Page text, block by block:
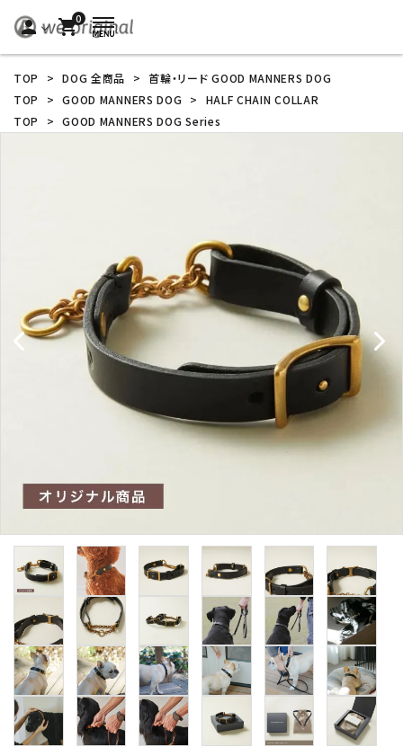
person 0
shopping_cart
TOP > DOG 全商品 >
首輪・リード GOOD MANNERS DOG
TOP
> GOOD MANNERS DOG >
HALF CHAIN COLLAR
TOP
> GOOD MANNERS DOG Series